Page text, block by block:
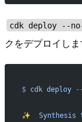
cdk deploy --
クをデプロイしま
$ cdk deploy --
✨
  Synthesis